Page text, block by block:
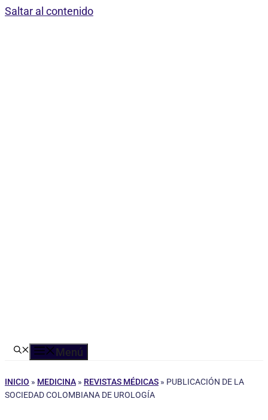
Saltar al contenido
Menú
INICIO » MEDICINA » REVISTAS MÉDICAS » PUBLICACIÓN DE LA
SOCIEDAD COLOMBIANA DE UROLOGÍA